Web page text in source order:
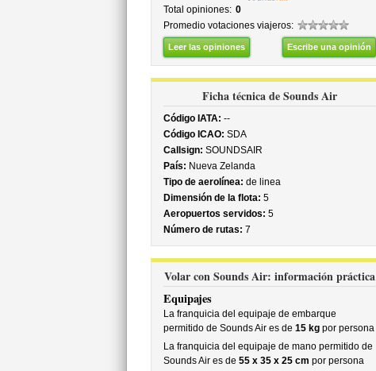
Total opiniones: 0
Promedio votaciones viajeros:
Leer las opiniones Escribe una opinión
Ficha técnica de Sounds Air
Código IATA: --
Código ICAO: SDA
Callsign: SOUNDSAIR
País: Nueva Zelanda
Tipo de aerolínea: de linea
Dimensión de la flota: 5
Aeropuertos servidos: 5
Número de rutas: 7
Volar con Sounds Air: información práctica
Equipajes
La franquicia del equipaje de embarque
permitido de Sounds Air es de 15 kgpor persona
La franquicia del equipaje de mano permitido de
Sounds Air es de 55 x 35 x 25 cm por persona